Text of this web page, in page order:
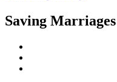
content
Saving